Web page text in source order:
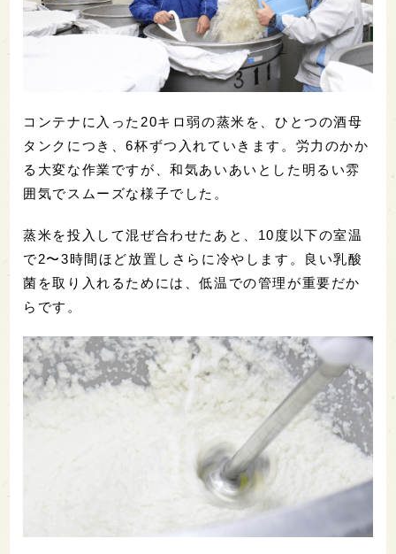
コンテナに入った20キロ弱の蒸米を、ひとつの酒母
タンクにつき、6杯ずつ入れていきます。労力のかか
る大変な作業ですが、和気あいあいとした明るい雰
囲気でスムーズな様子でした。
蒸米を投入して混ぜ合わせたあと、10度以下の室温
で2〜3時間ほど放置しさらに冷やします。良い乳酸
菌を取り入れるためには、低温での管理が重要だか
らです。